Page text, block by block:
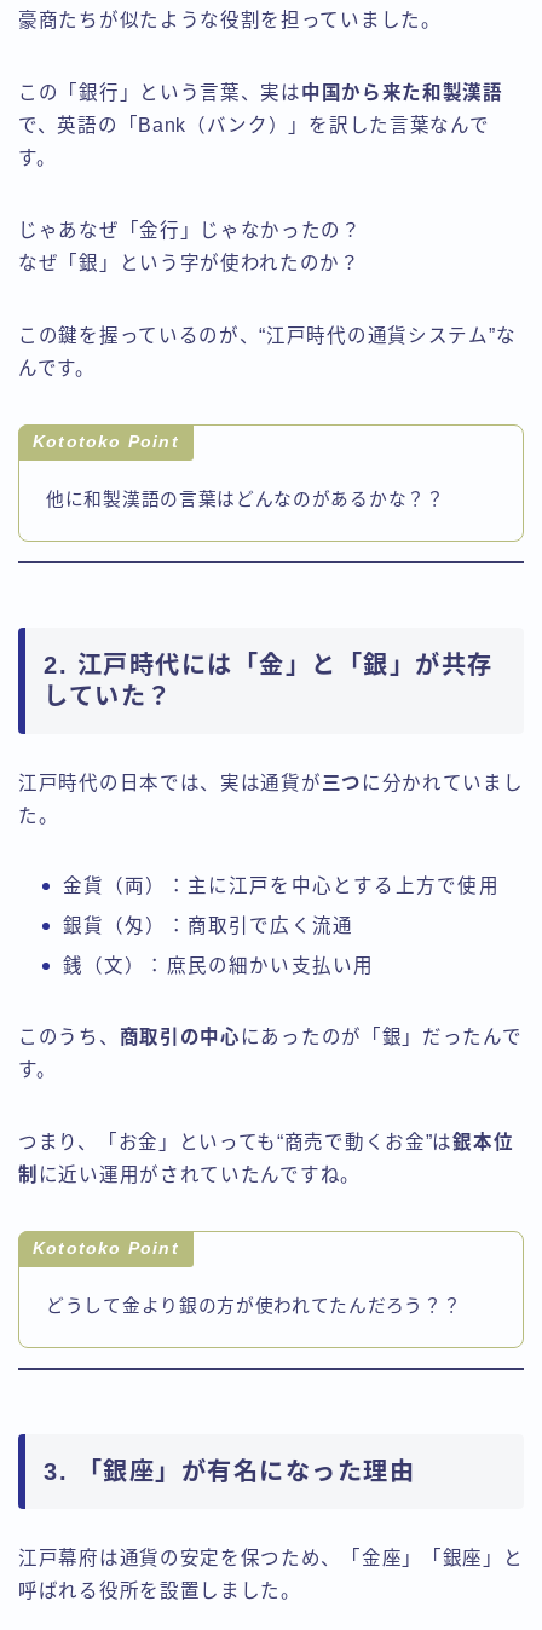
豪商たちが似たような役割を担っていました。
この「銀行」という言葉、実は中国から来た和製漢語
で、英語の「Bank（バンク）」を訳した言葉なんで
す。
じゃあなぜ「金行」じゃなかったの？
なぜ「銀」という字が使われたのか？
この鍵を握っているのが、“江戸時代の通貨システム”な
んです。
Kototoko Point
他に和製漢語の言葉はどんなのがあるかな？？
2. 江戸時代には「金」と「銀」が共存
していた？
江戸時代の日本では、実は通貨が三つ に分かれていまし
た。
金貨（両）：主に江戸を中心とする上方で使用
銀貨（匁）：商取引で広く流通
銭（文）：庶民の細かい支払い用
このうち、 商取引の中心 にあったのが「銀」だったんで
す。
つまり、「お金」といっても“商売で動くお金”は銀本位
制 に近い運用がされていたんですね。
Kototoko Point
どうして金より銀の方が使われてたんだろう？？
3. 「銀座」が有名になった理由
江戸幕府は通貨の安定を保つため、「金座」「銀座」と
呼ばれる役所を設置しました。